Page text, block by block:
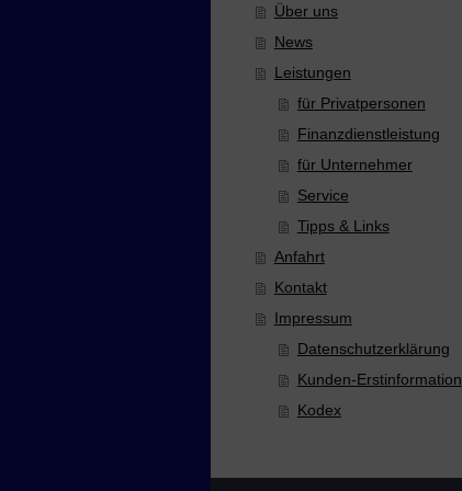
Über uns
News
Leistungen
für Privatpersonen
Finanzdienstleistung
für Unternehmer
Service
Tipps & Links
Anfahrt
Kontakt
Impressum
Datenschutzerklärung
Kunden-Erstinformation
Kodex